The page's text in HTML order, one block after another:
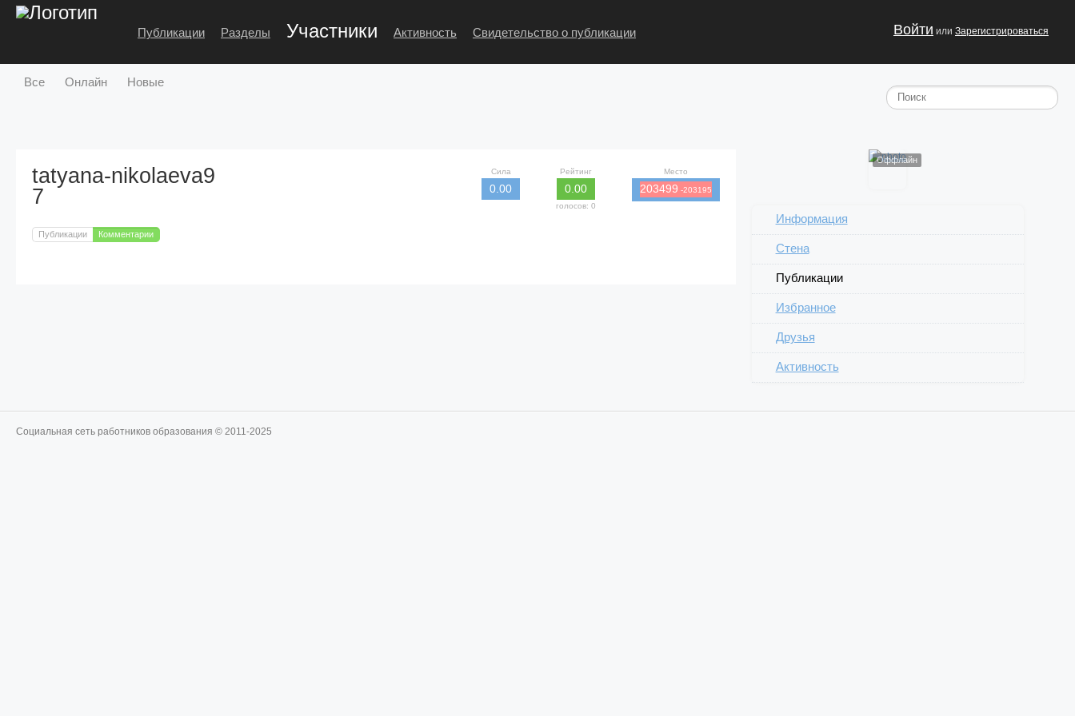
Войти или Зарегистрироваться
Публикации Разделы Участники Активность Свидетельство о публикации
Все Онлайн Новые
Место
203499 -203195
Рейтинг
0.00
голосов: 0
Сила
0.00
tatyana-nikolaeva9
7
Публикации Комментарии
Оффлайн
Информация
Стена
Публикации
Избранное
Друзья
Активность
Социальная сеть работников образования © 2011-2025